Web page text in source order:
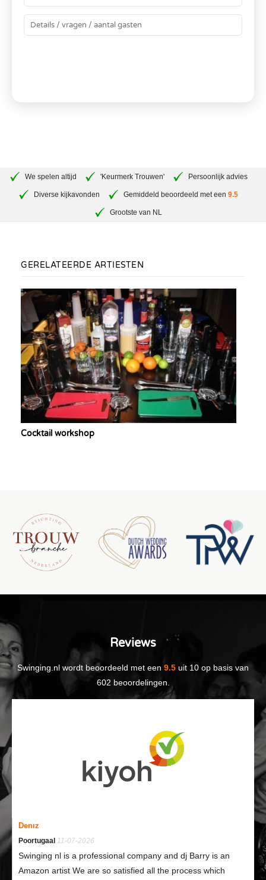
We spelen altijd 'Keurmerk Trouwen' Persoonlijk advies
Diverse kijkavonden Gemiddeld beoordeeld met een 9.5
Grootste van NL
GERELATEERDE ARTIESTEN
Cocktail workshop
Reviews
Swinging.nl wordt beoordeeld met een 9.5 uit 10 op basis van
602 beoordelingen.
Denız
Poortugaal 11-07-2026
Swinging nl is a professional company and dj Barry is an
Amazon artist We are so satisfied all the process which